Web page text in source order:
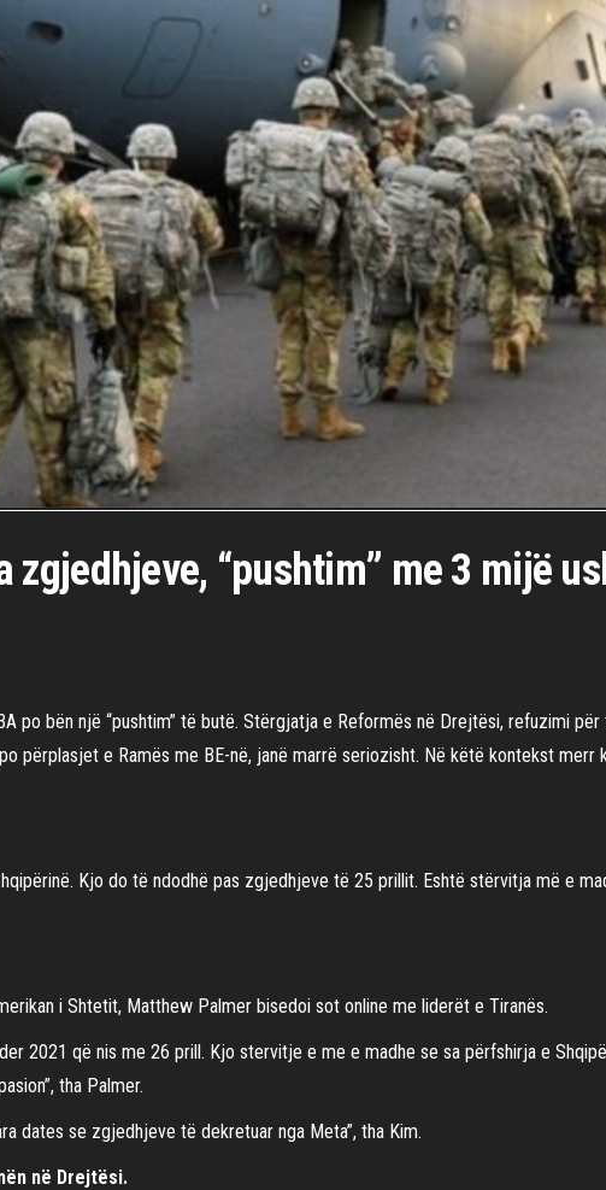
zgjedhjeve, “pushtim” me 3 mijë
po bën një “pushtim” të butë. Stërgjatja e Reformës në Drejtësi, refuzimi
përplasjet e Ramës me BE-në, janë marrë seriozisht. Në këtë kontekst merr
Kjo do të ndodhë pas zgjedhjeve të 25 prillit. Eshtë stërvitja më e
i Shtetit, Matthew Palmer bisedoi sot online me liderët e Tiranës.
2021 që nis me 26 prill. Kjo stervitje e me e madhe se sa përfshirja e
tha Palmer.
dates se zgjedhjeve të dekretuar nga Meta”, tha Kim.
në Drejtësi.